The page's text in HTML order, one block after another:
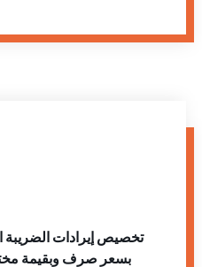
تخصيص إيرادات الضريبة
بسعر صرف وبقيمة